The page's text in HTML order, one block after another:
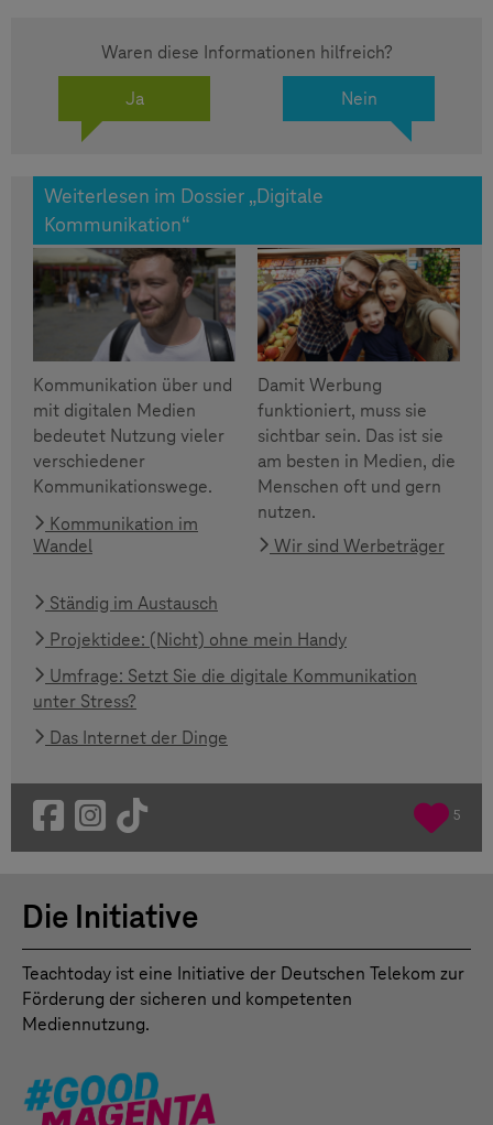
Waren diese Informationen hilfreich?
Ja
Nein
Weiterlesen im Dossier „Digitale
Kommunikation“
Kommunikation über und
mit digitalen Medien
bedeutet Nutzung vieler
verschiedener
Kommunikationswege.
Kommunikation im
Wandel
Damit Werbung
funktioniert, muss sie
sichtbar sein. Das ist sie
am besten in Medien, die
Menschen oft und gern
nutzen.
Wir sind Werbeträger
Ständig im Austausch
Projektidee: (Nicht) ohne mein Handy
Umfrage: Setzt Sie die digitale Kommunikation
unter Stress?
Das Internet der Dinge
5
Die Initiative
Teachtoday ist eine Initiative der Deutschen Telekom zur
Förderung der sicheren und kompetenten
Mediennutzung.